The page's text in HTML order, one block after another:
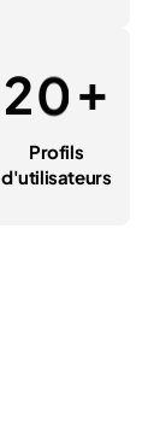
20+
Profils
d'utilisateurs